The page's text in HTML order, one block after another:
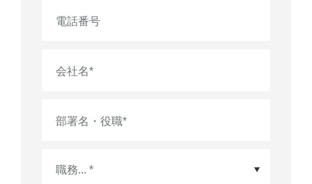
電話番号
会社名*
部署名・役職*